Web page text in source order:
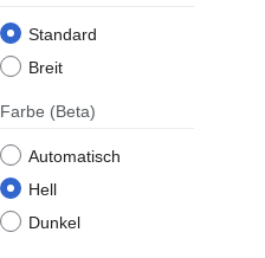
Standard
Breit
Farbe (Beta)
Automatisch
Hell
Dunkel